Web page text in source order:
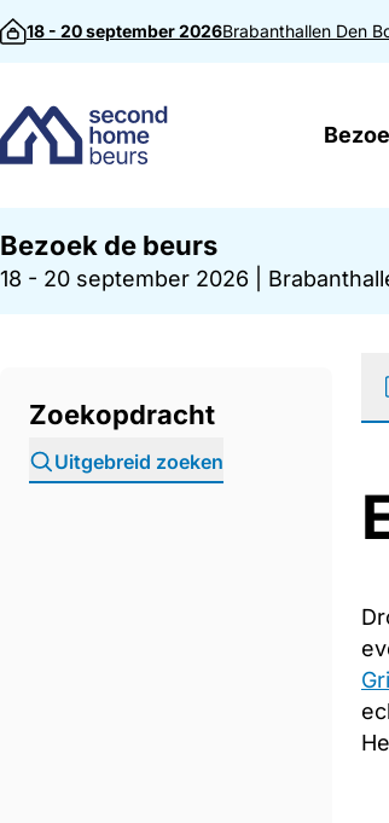
Direct naar inhoud
18 - 20 september 2026Brabanthallen Den
Bezoek de beurs
18 - 20 september 2026
Zoekopdracht
Uitgebreid zoeken